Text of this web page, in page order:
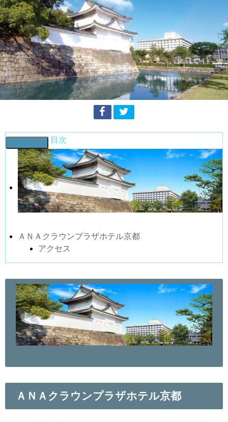
目次
ＡＮＡクラウンプラザホテル京都
アクセス
ＡＮＡクラウンプラザホテル京都